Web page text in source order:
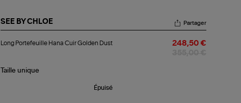
SEE BY CHLOE
Portefeuille
Golden
Partager
Long Portefeuille Hana Cuir Golden Dust 248,50 €
Taille unique
Épuisé